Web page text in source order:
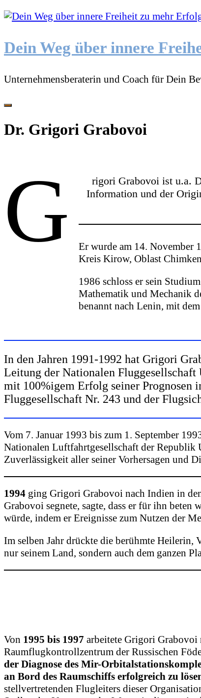
Dein Weg über innere
Unternehmensberaterin und Coach für Dein
Dr. Grigori Grabovoi
G
rigori Grabovoi ist u.a.
Information und der
Er wurde am 14.
Kreis Kirow, Oblast
1986 schloss er sein
Mathematik und Mechanik
benannt nach Lenin, mit
In den Jahren 1991-1992 hat Grigori
Leitung der Nationalen Fluggesellschaft
mit 100%igem Erfolg seiner Prognosen
Fluggesellschaft Nr. 243 und der
Vom 7. Januar 1993 bis zum 1. September
Nationalen Luftfahrtgesellschaft der Republik
Zuverlässigkeit aller seiner Vorhersagen und
1994 ging Grigori Grabovoi nach Indien in
Grabovoi segnete, sagte, dass er für ihn
würde, indem er Ereignisse zum Nutzen der
Im selben Jahr drückte die berühmte Heilerin,
nur seinem Land, sondern auch dem ganzen
Von 1995 bis 1997 arbeitete Grigori Grabovoi
Raumflugkontrollzentrum der Russischen
der Diagnose des Mir-
an Bord des Raumschiffs erfolgreich zu
stellvertretenden Flugleiters dieser